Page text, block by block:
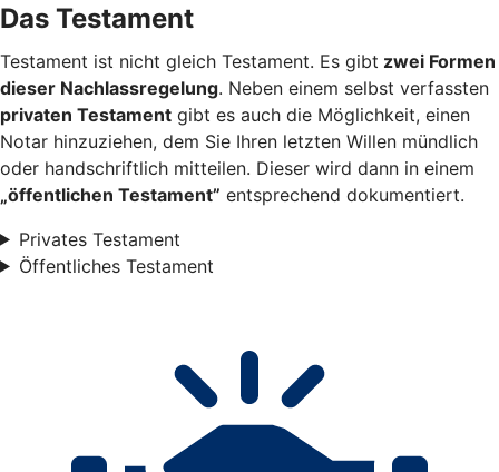
Das Testament
Testament ist nicht gleich Testament. Es gibt zwei Formen
dieser Nachlassregelung. Neben einem selbst verfassten
privaten Testament gibt es auch die Möglichkeit, einen
Notar hinzuziehen, dem Sie Ihren letzten Willen mündlich
oder handschriftlich mitteilen. Dieser wird dann in einem
„öffentlichen Testament” entsprechend dokumentiert.
Privates Testament
Öffentliches Testament